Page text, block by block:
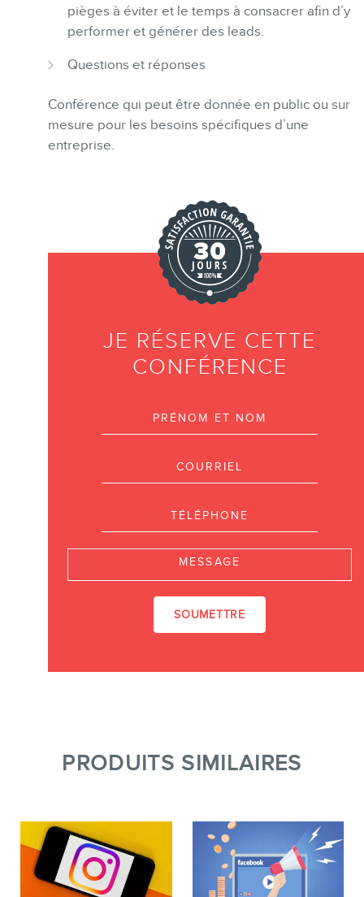
MEMBRES
INFOLETTRE
EN
pièges à éviter et le temps à consacrer afin d’y
performer et générer des leads.
Questions et réponses
Conférence qui peut être donnée en public ou sur
mesure pour les besoins spécifiques d’une
entreprise.
JE RÉSERVE CETTE
CONFÉRENCE
PRODUITS SIMILAIRES